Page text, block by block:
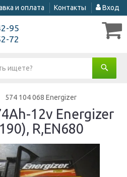
и оплата Контакты Вход
95
72
574 104 068 Energizer
12v Energizer
R,EN680